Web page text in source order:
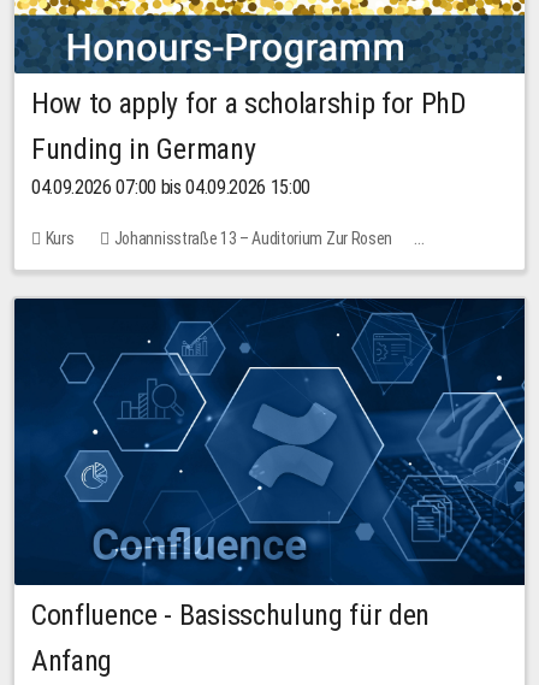
How to apply for a scholarship for PhD
Funding in Germany
04.09.2026 07:00 bis 04.09.2026 15:00
Kurs
Johannisstraße 13 – Auditorium Zur Rosen
Keine freien Plätze
Confluence - Basisschulung für den
Anfang